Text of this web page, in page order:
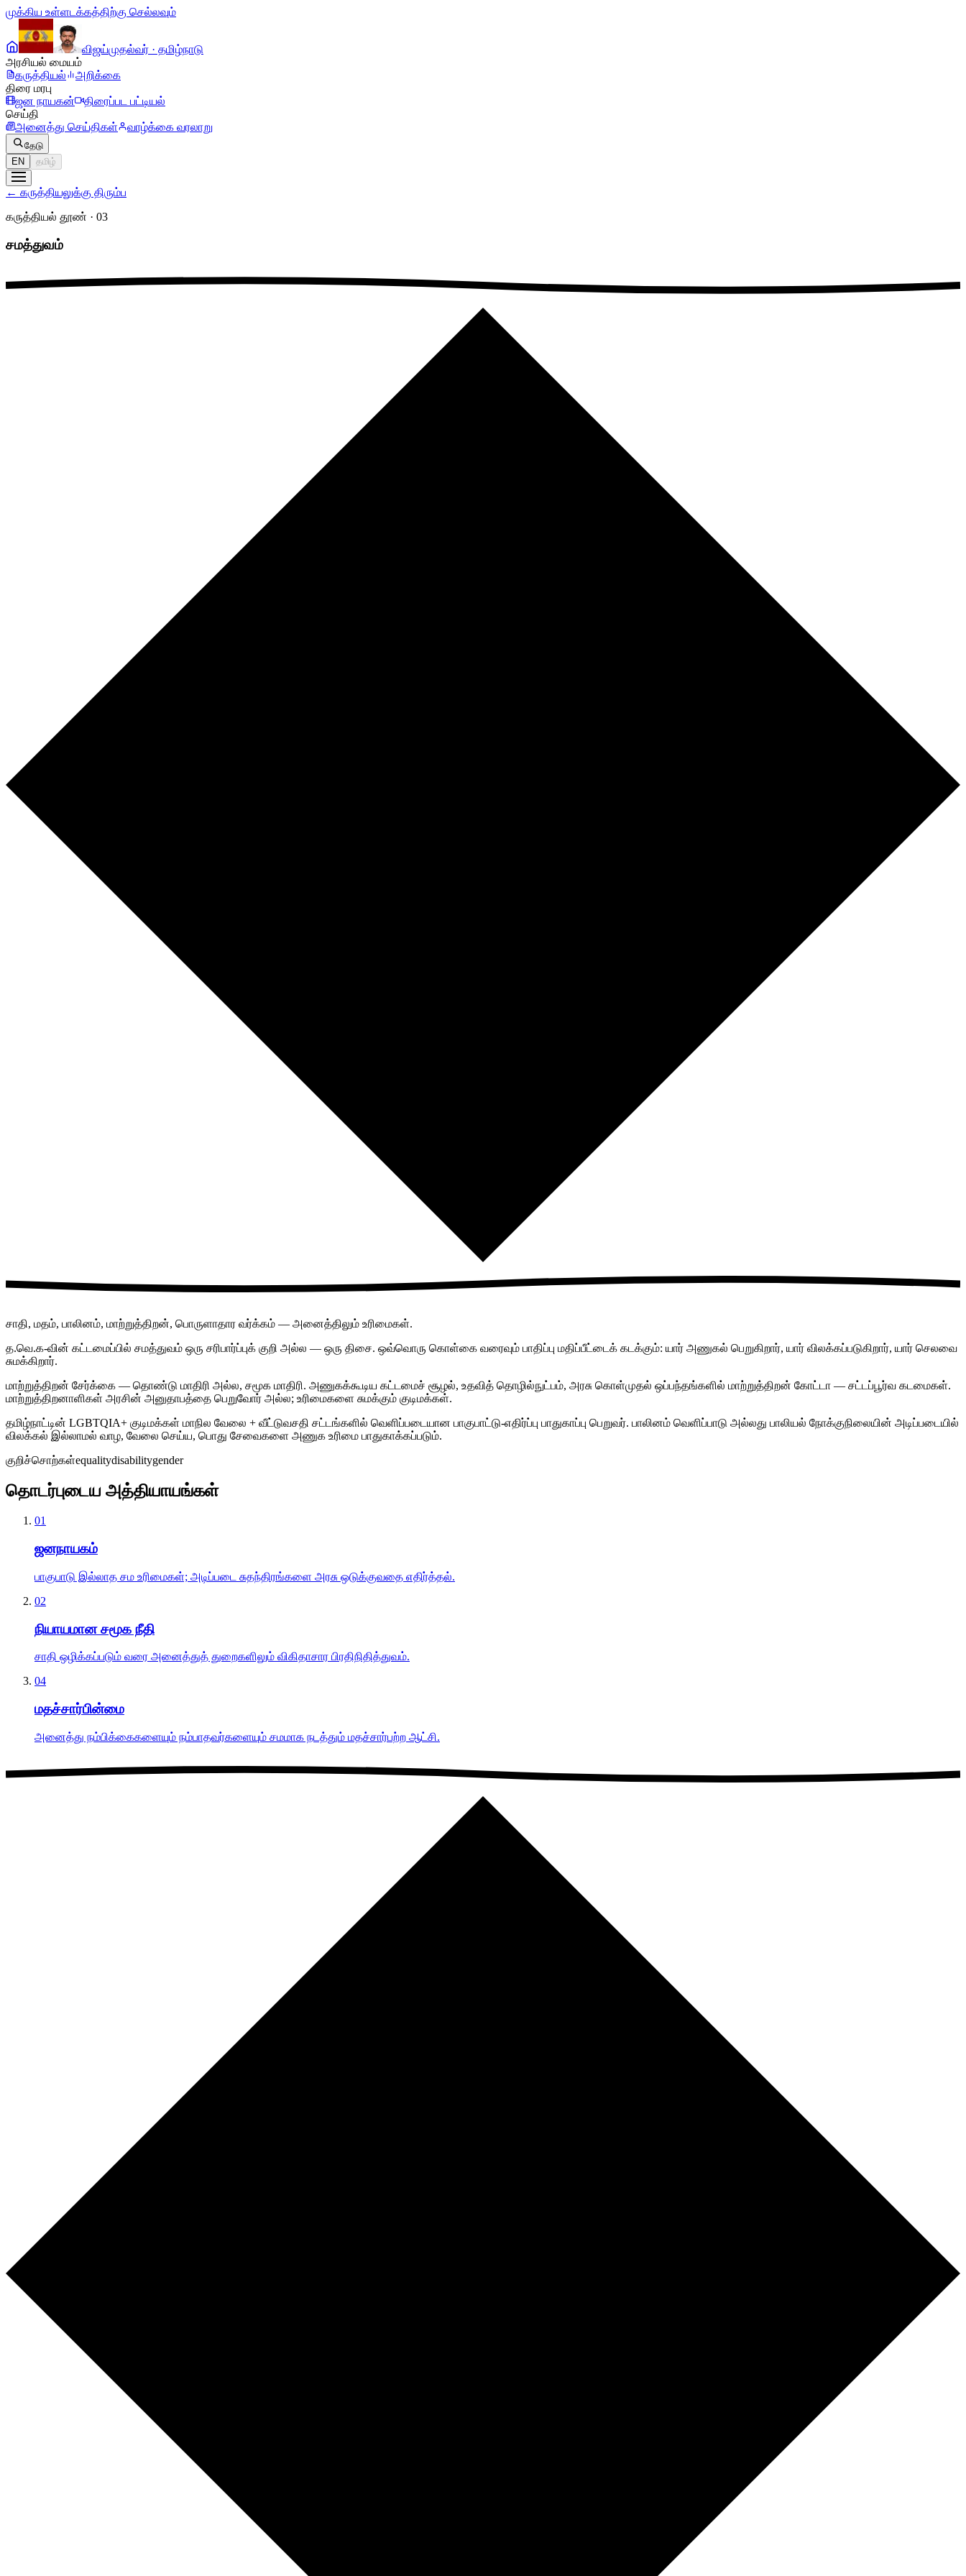
முக்கிய உள்ளடக்கத்திற்கு செல்லவும்
விஜய்முதல்வர் · தமிழ்நாடு
அரசியல் மையம்
கருத்தியல்
அறிக்கை
திரை மரபு
ஜன நாயகன்
திரைப்பட பட்டியல்
செய்தி
அனைத்து செய்திகள்
வாழ்க்கை வரலாறு
தேடு
EN
தமிழ்
← கருத்தியலுக்கு திரும்ப
கருத்தியல் தூண் · 03
சமத்துவம்
சாதி, மதம், பாலினம், மாற்றுத்திறன், பொருளாதார வர்க்கம் — அனைத்திலும் உரிமைகள்.
த.வெ.க-வின் கட்டமைப்பில் சமத்துவம் ஒரு சரிபார்ப்புக் குறி அல்ல — ஒரு திசை. ஒவ்வொரு கொள்கை வரைவும் பாதிப்பு மதிப்பீட்டைக் கடக்கும்: யார் அணுகல் பெறுகிறார், யார் விலக்கப்படுகிறார், யார் செலவை
சுமக்கிறார்.
மாற்றுத்திறன் சேர்க்கை — தொண்டு மாதிரி அல்ல, சமூக மாதிரி. அணுகக்கூடிய கட்டமைச் சூழல், உதவித் தொழில்நுட்பம், அரசு கொள்முதல் ஒப்பந்தங்களில் மாற்றுத்திறன் கோட்டா — சட்டப்பூர்வ கடமைகள்.
மாற்றுத்திறனாளிகள் அரசின் அனுதாபத்தை பெறுவோர் அல்ல; உரிமைகளை சுமக்கும் குடிமக்கள்.
தமிழ்நாட்டின் LGBTQIA+ குடிமக்கள் மாநில வேலை + வீட்டுவசதி சட்டங்களில் வெளிப்படையான பாகுபாட்டு-எதிர்ப்பு பாதுகாப்பு பெறுவர். பாலினம் வெளிப்பாடு அல்லது பாலியல் நோக்குநிலையின் அடிப்படையில்
விலக்கல் இல்லாமல் வாழ, வேலை செய்ய, பொது சேவைகளை அணுக உரிமை பாதுகாக்கப்படும்.
குறிச்சொற்கள்equalitydisabilitygender
தொடர்புடைய அத்தியாயங்கள்
01
ஜனநாயகம்
பாகுபாடு இல்லாத சம உரிமைகள்; அடிப்படை சுதந்திரங்களை அரசு ஒடுக்குவதை எதிர்த்தல்.
02
நியாயமான சமூக நீதி
சாதி ஒழிக்கப்படும் வரை அனைத்துத் துறைகளிலும் விகிதாசார பிரதிநிதித்துவம்.
04
மதச்சார்பின்மை
அனைத்து நம்பிக்கைகளையும் நம்பாதவர்களையும் சமமாக நடத்தும் மதச்சார்பற்ற ஆட்சி.